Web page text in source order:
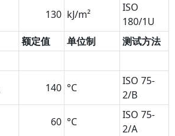
130 kJ/m²
ISO
180/1U
额定值 单位制
测试方法
140 °C
ISO 75-
2/B
60 °C
ISO 75-
2/A